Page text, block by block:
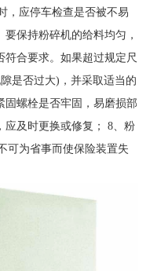
，应停车检查是否被不易
保持粉碎机的给料均匀，
符合要求。如果超过规定尺
是否过大)，并采取适当的
固螺栓是否牢固，易磨损部
应及时更换或修复； 8、粉
可为省事而使保险装置失